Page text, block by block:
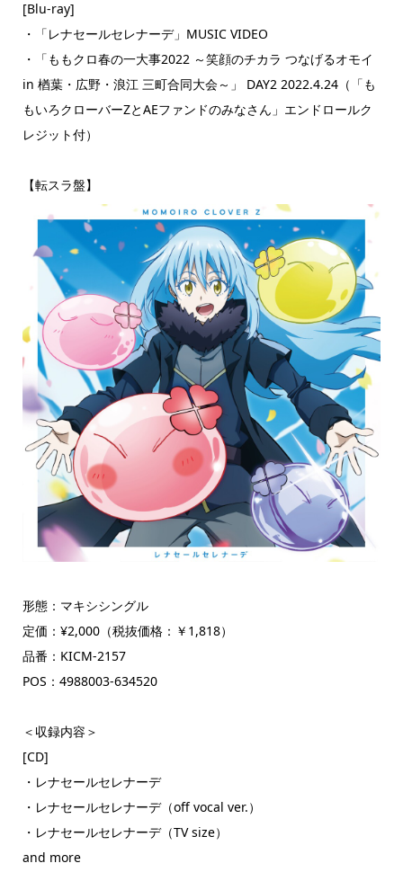
[Blu-ray]
・「レナセールセレナーデ」MUSIC VIDEO
・「ももクロ春の一大事2022 ～笑顔のチカラ つなげるオモイ
in 楢葉・広野・浪江 三町合同大会～」 DAY2 2022.4.24（「も
もいろクローバーZとAEファンドのみなさん」エンドロールク
レジット付）
【転スラ盤】
形態：マキシシングル
定価：¥2,000（税抜価格：￥1,818）
品番：KICM-2157
POS：4988003-634520
＜収録内容＞
[CD]
・レナセールセレナーデ
・レナセールセレナーデ（off vocal ver.）
・レナセールセレナーデ（TV size）
and more